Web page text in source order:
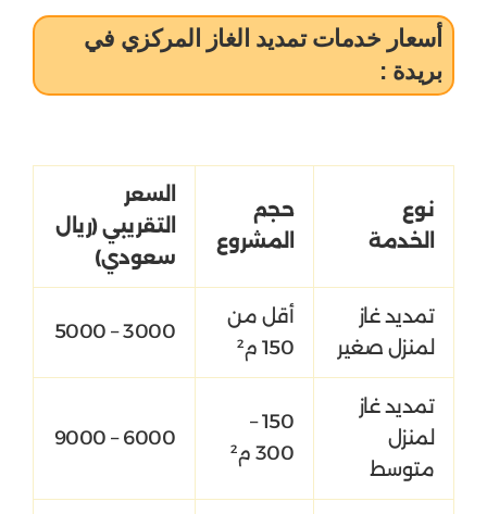
أسعار خدمات تمديد الغاز المركزي في
بريدة :
نوع
الخدمة
حجم
المشروع
السعر
التقريبي (ريال
سعودي)
تمديد غاز
لمنزل صغير
أقل من
150 م²
3000 – 5000
تمديد غاز
لمنزل
متوسط
150 –
300 م²
6000 – 9000